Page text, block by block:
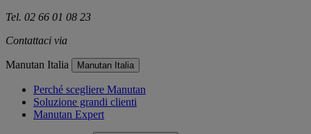
Tel. 02 66 01 08 23
Contattaci via
Manutan Italia Manutan Italia
Perché scegliere Manutan
Soluzione grandi clienti
Manutan Expert